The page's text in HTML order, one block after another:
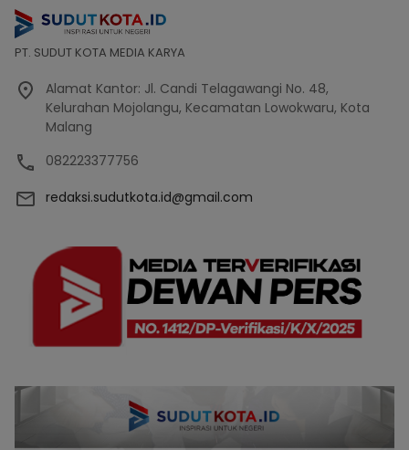
PT. SUDUT KOTA MEDIA KARYA
Alamat Kantor: Jl. Candi Telagawangi No. 48,
Kelurahan Mojolangu, Kecamatan Lowokwaru, Kota
Malang
082223377756
redaksi.sudutkota.id@gmail.com